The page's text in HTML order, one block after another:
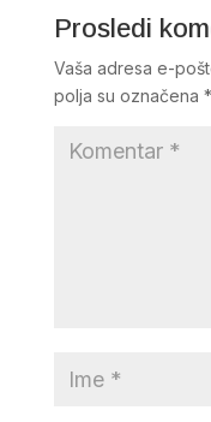
Prosledi
Vaša adresa e-
polja su označena *